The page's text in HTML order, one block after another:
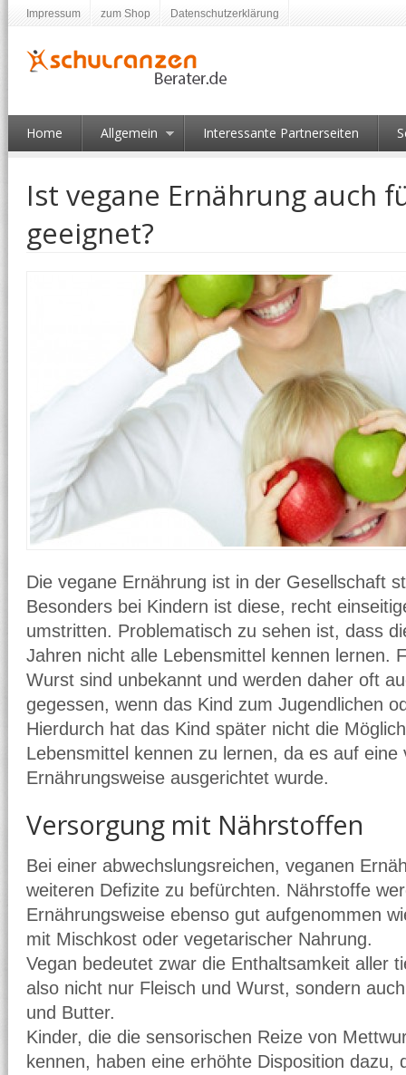
Impressum zum Shop Datenschutzerklärung
Home Allgemein Interessante Partnerseiten
Ist vegane Ernährung auch
geeignet?
Die vegane Ernährung ist in der Gesellschaft
Besonders bei Kindern ist diese, recht
umstritten. Problematisch zu sehen ist, dass
Jahren nicht alle Lebensmittel kennen lernen.
Wurst sind unbekannt und werden daher oft
gegessen, wenn das Kind zum Jugendlichen
Hierdurch hat das Kind später nicht die
Lebensmittel kennen zu lernen, da es auf eine
Ernährungsweise ausgerichtet wurde.
Versorgung mit Nährstoffen
Bei einer abwechslungsreichen, veganen
weiteren Defizite zu befürchten. Nährstoffe
Ernährungsweise ebenso gut aufgenommen
mit Mischkost oder vegetarischer Nahrung.
Vegan bedeutet zwar die Enthaltsamkeit aller
also nicht nur Fleisch und Wurst, sondern
und Butter.
Kinder, die die sensorischen Reize von
kennen, haben eine erhöhte Disposition dazu,